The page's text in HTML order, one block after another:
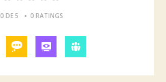
0 DE 5 • 0 RATINGS